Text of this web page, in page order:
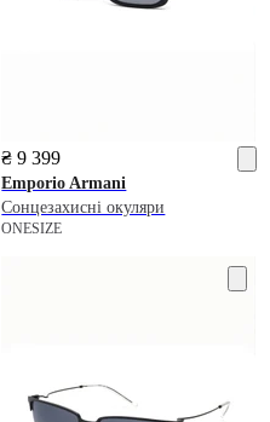
₴ 9 399
Emporio Armani
Сонцезахисні окуляри
ONESIZE